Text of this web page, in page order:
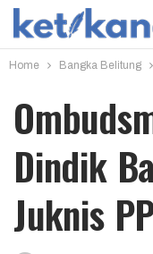
Home Bangka Belitung
Dindik
Juknis